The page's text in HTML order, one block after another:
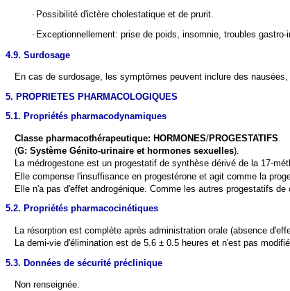
· Possibilité d'ictère cholestatique et de prurit.
· Exceptionnellement: prise de poids, insomnie, troubles gastro-
4.9. Surdosage
En cas de surdosage, les symptômes peuvent inclure des
5. PROPRIETES PHARMACOLOGIQUES
5.1. Propriétés pharmacodynamiques
Classe pharmacothérapeutique: HORMONES/PROGESTATIFS
(G: Système Génito-urinaire et hormones sexuelles).
La médrogestone est un progestatif de synthèse dérivé de la 17-
Elle compense l'insuffisance en progestérone et agit comme la
Elle n'a pas d'effet androgénique. Comme les autres progestatifs
5.2. Propriétés pharmacocinétiques
La résorption est complète après administration orale (absence
La demi-vie d'élimination est de 5.6 ± 0.5 heures et n'est pas
5.3. Données de sécurité préclinique
Non renseignée.